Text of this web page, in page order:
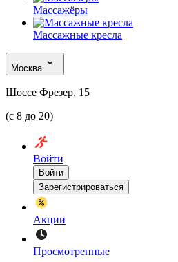
Массажёры
Массажные кресла
Москва
Шоссе Фрезер, 15
(с 8 до 20)
Войти
Войти
Зарегистрироваться
Акции
Просмотренные